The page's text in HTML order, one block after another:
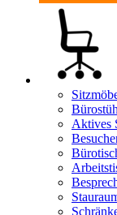
Aktives